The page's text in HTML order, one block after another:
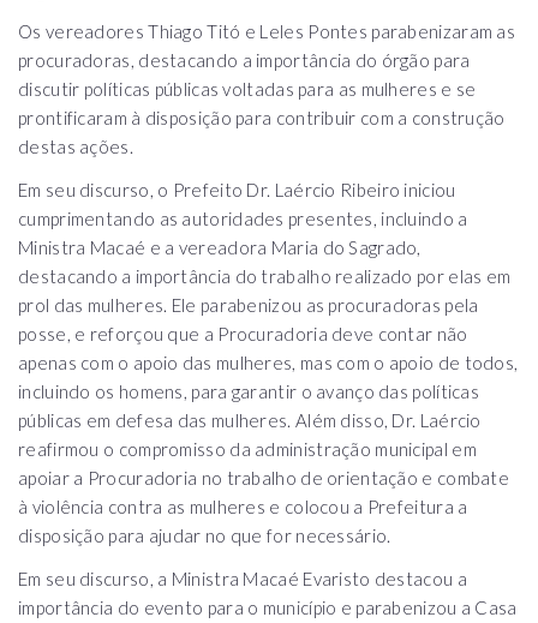
Os vereadores Thiago Titó e Leles Pontes parabenizaram as
procuradoras, destacando a importância do órgão para
discutir políticas públicas voltadas para as mulheres e se
prontificaram à disposição para contribuir com a construção
destas ações.
Em seu discurso, o Prefeito Dr. Laércio Ribeiro iniciou
cumprimentando as autoridades presentes, incluindo a
Ministra Macaé e a vereadora Maria do Sagrado,
destacando a importância do trabalho realizado por elas em
prol das mulheres. Ele parabenizou as procuradoras pela
posse, e reforçou que a Procuradoria deve contar não
apenas com o apoio das mulheres, mas com o apoio de todos,
incluindo os homens, para garantir o avanço das políticas
públicas em defesa das mulheres. Além disso, Dr. Laércio
reafirmou o compromisso da administração municipal em
apoiar a Procuradoria no trabalho de orientação e combate
à violência contra as mulheres e colocou a Prefeitura a
disposição para ajudar no que for necessário.
Em seu discurso, a Ministra Macaé Evaristo destacou a
importância do evento para o município e parabenizou a Casa